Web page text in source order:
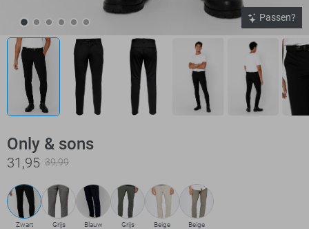
Passen?
Only & sons
31,95 39,99
Zwart Grijs Blauw Grijs Beige Beige